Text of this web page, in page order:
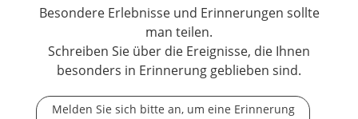
Besondere Erlebnisse und Erinnerungen sollte
man teilen.
Schreiben Sie über die Ereignisse, die Ihnen
besonders in Erinnerung geblieben sind.
Melden Sie sich bitte an, um eine Erinnerung